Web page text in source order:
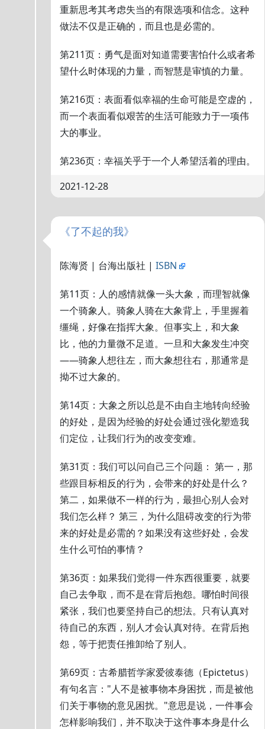
重新思考其考虑失当的有限选项和信念。这种
做法不仅是正确的，而且也是必需的。
第211页：勇气是面对知道需要害怕什么或者希
望什么时体现的力量，而智慧是审慎的力量。
第216页：表面看似幸福的生命可能是空虚的，
而一个表面看似艰苦的生活可能致力于一项伟
大的事业。
第236页：幸福关乎于一个人希望活着的理由。
2021-12-28
《了不起的我》
陈海贤 | 台海出版社 | ISBN
第11页：人的感情就像一头大象，而理智就像
一个骑象人。骑象人骑在大象背上，手里握着
缰绳，好像在指挥大象。但事实上，和大象
比，他的力量微不足道。一旦和大象发生冲突
——骑象人想往左，而大象想往右，那通常是
拗不过大象的。
第14页：大象之所以总是不由自主地转向经验
的好处，是因为经验的好处会通过强化塑造我
们定位，让我们行为的改变变难。
第31页：我们可以问自己三个问题： 第一，那
些跟目标相反的行为，会带来的好处是什么？
第二，如果做不一样的行为，最担心别人会对
我们怎么样？ 第三，为什么阻碍改变的行为带
来的好处是必需的？如果没有这些好处，会发
生什么可怕的事情？
第36页：如果我们觉得一件东西很重要，就要
自己去争取，而不是在背后抱怨。哪怕时间很
紧张，我们也要坚持自己的想法。只有认真对
待自己的东西，别人才会认真对待。在背后抱
怨，等于把责任推卸给了别人。
第69页：古希腊哲学家爱彼泰德（Epictetus）
有句名言："人不是被事物本身困扰，而是被他
们关于事物的意见困扰。"意思是说，一件事会
怎样影响我们，并不取决于这件事本身是什么